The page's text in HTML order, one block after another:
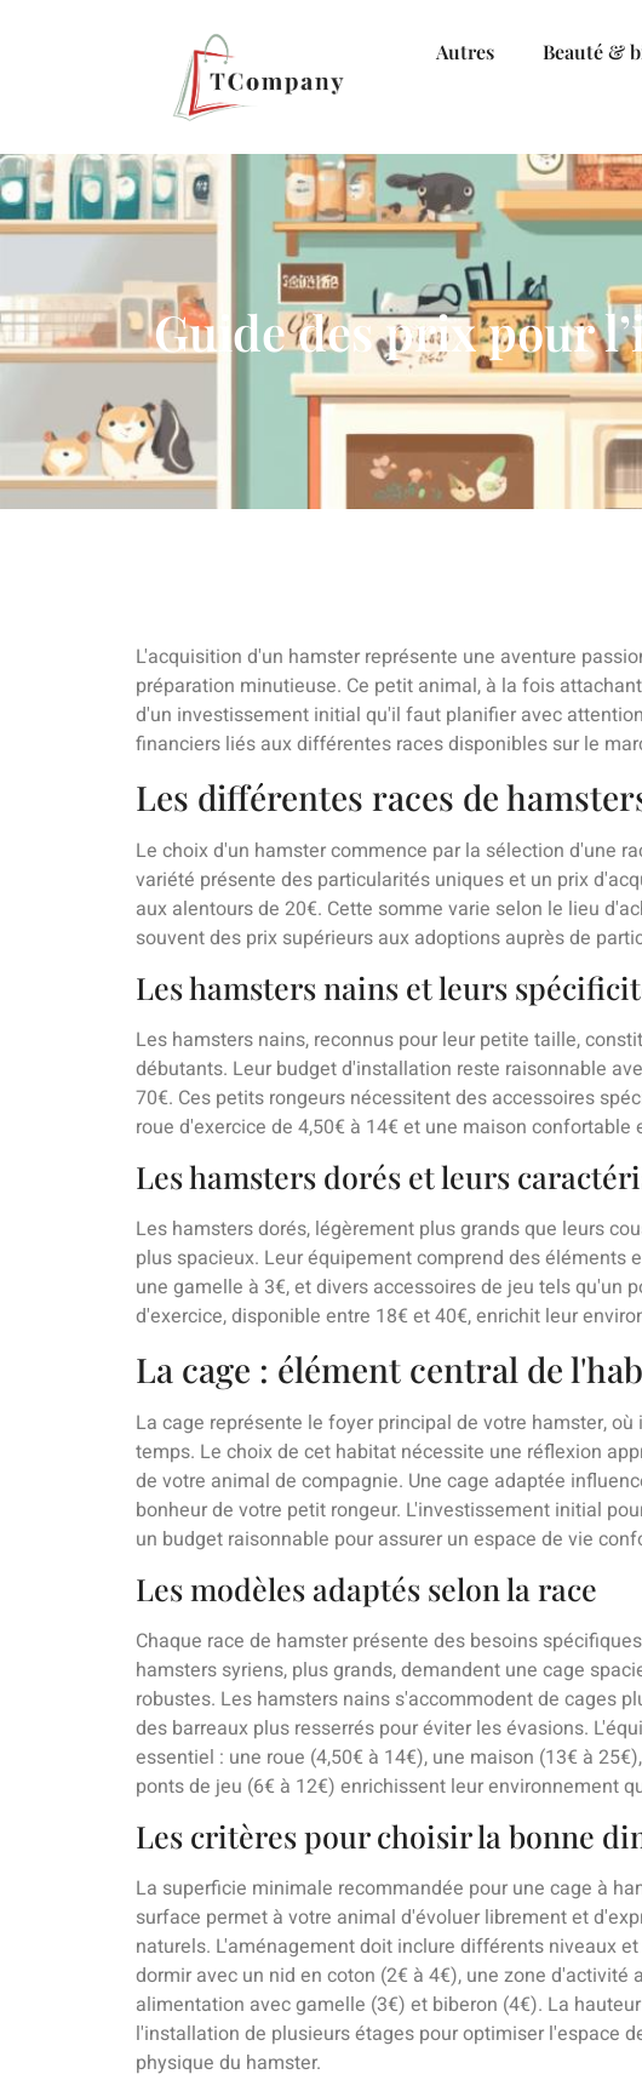
Autres Beauté &
Guide des prix pour
L'acquisition d'un hamster représente une aventure
préparation minutieuse. Ce petit animal, à la fois
d'un investissement initial qu'il faut planifier avec
financiers liés aux différentes races disponibles sur le
Les différentes races de
Le choix d'un hamster commence par la sélection d'une
variété présente des particularités uniques et un prix
aux alentours de 20€. Cette somme varie selon le lieu
souvent des prix supérieurs aux adoptions auprès de
Les hamsters nains et leurs
Les hamsters nains, reconnus pour leur petite taille,
débutants. Leur budget d'installation reste raisonnable
70€. Ces petits rongeurs nécessitent des accessoires
roue d'exercice de 4,50€ à 14€ et une maison confortable
Les hamsters dorés et leurs
Les hamsters dorés, légèrement plus grands que leurs
plus spacieux. Leur équipement comprend des éléments
une gamelle à 3€, et divers accessoires de jeu tels qu'un
d'exercice, disponible entre 18€ et 40€, enrichit leur
La cage : élément central de
La cage représente le foyer principal de votre hamster,
temps. Le choix de cet habitat nécessite une réflexion
de votre animal de compagnie. Une cage adaptée
bonheur de votre petit rongeur. L'investissement initial
un budget raisonnable pour assurer un espace de vie
Les modèles adaptés selon la race
Chaque race de hamster présente des besoins
hamsters syriens, plus grands, demandent une cage
robustes. Les hamsters nains s'accommodent de cages
des barreaux plus resserrés pour éviter les évasions.
essentiel : une roue (4,50€ à 14€), une maison (13€ à
ponts de jeu (6€ à 12€) enrichissent leur environnement
Les critères pour choisir la bonne
La superficie minimale recommandée pour une cage à
surface permet à votre animal d'évoluer librement et
naturels. L'aménagement doit inclure différents niveaux
dormir avec un nid en coton (2€ à 4€), une zone d'activité
alimentation avec gamelle (3€) et biberon (4€). La
l'installation de plusieurs étages pour optimiser l'espace
physique du hamster.